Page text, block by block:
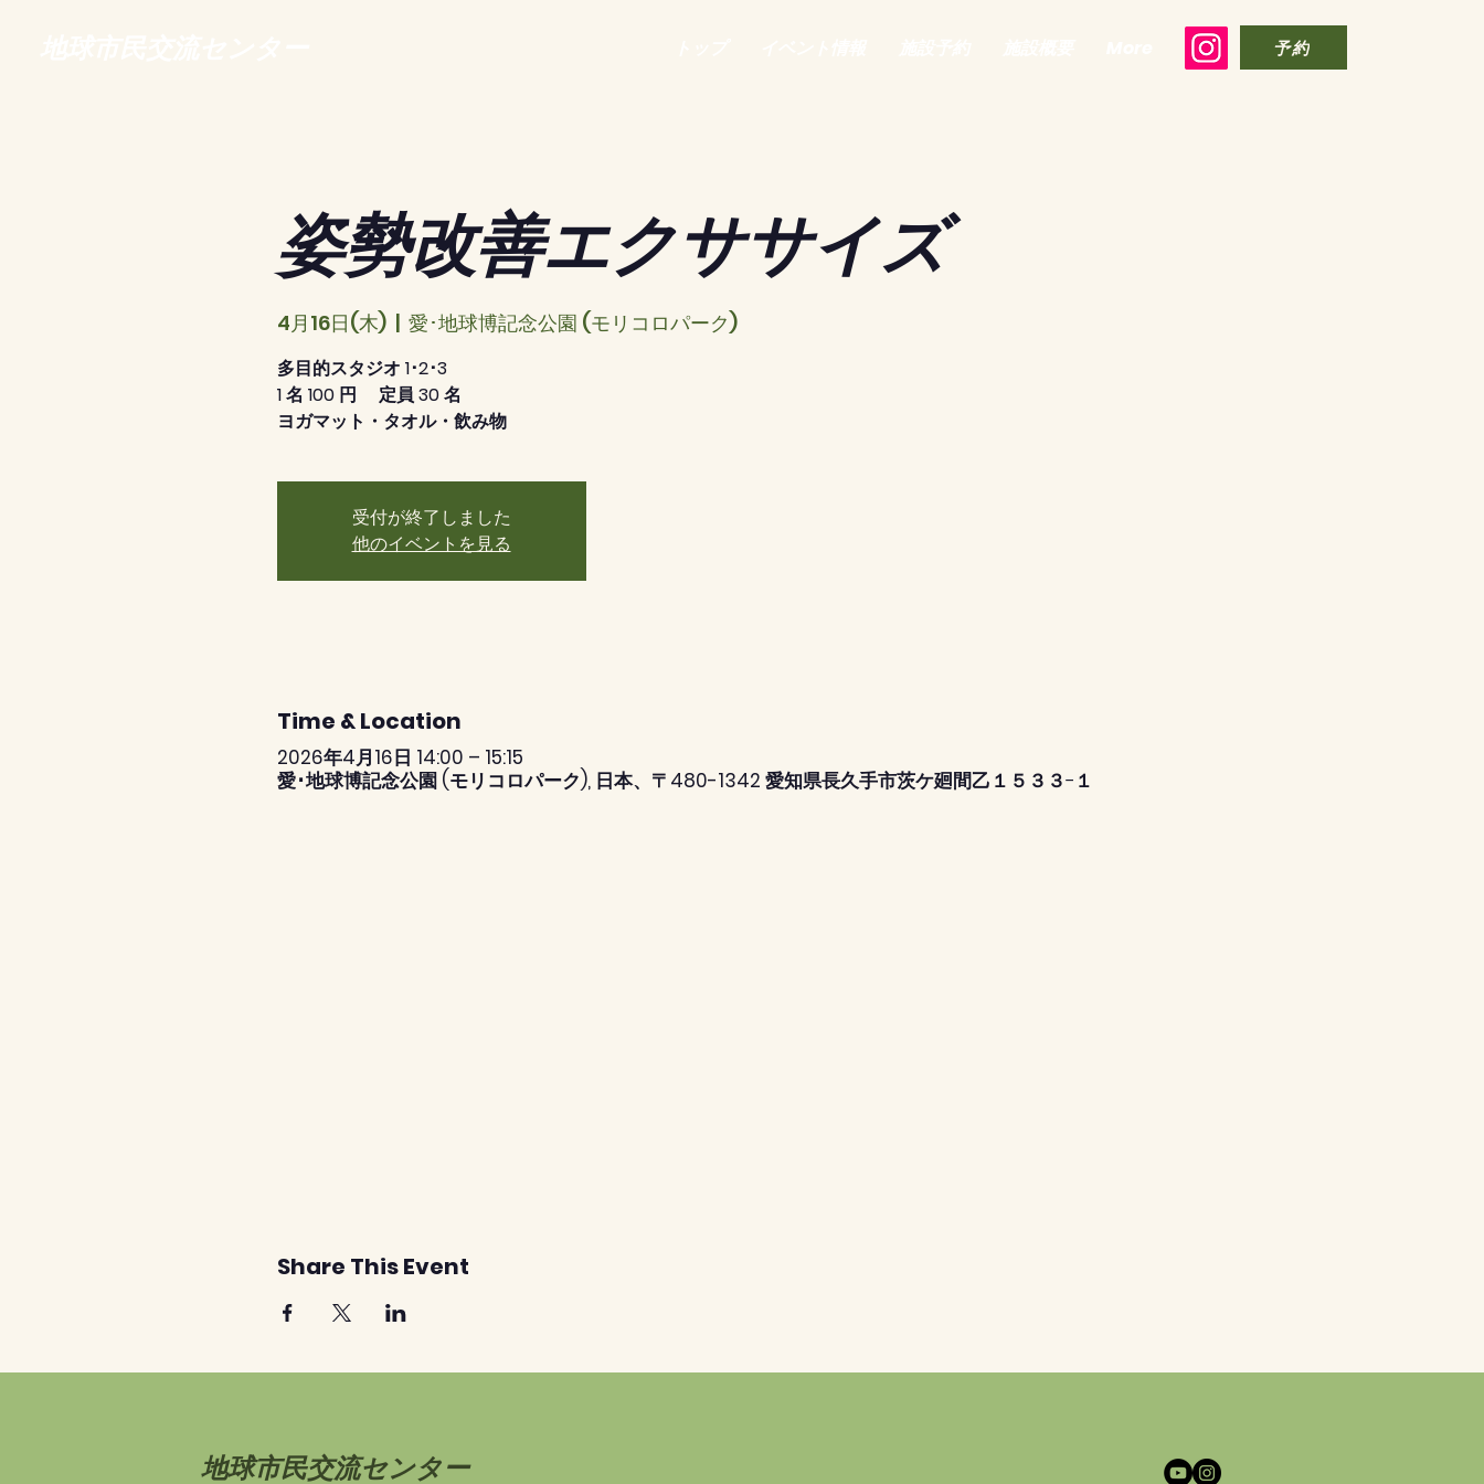
予約
姿勢改善エクササイズ
4月16日(木)
  |
愛･地球博記念公園 (モリコロパーク)
多目的スタジオ 1･2･3
1 名 100 円 定員 30 名
ヨガマット・タオル・飲み物
受付が終了しました
他のイベントを見る
Time & Location
2026年4月16日 14:00 – 15:15
愛･地球博記念公園 (モリコロパーク), 日本、〒480-1342 愛知県長久手市茨ケ廻間乙１５３３−１
Share This Event
地球市民交流センター